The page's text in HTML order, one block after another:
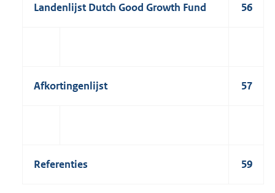
Landenlijst Dutch Good Growth Fund 56
Afkortingenlijst 57
Referenties 59